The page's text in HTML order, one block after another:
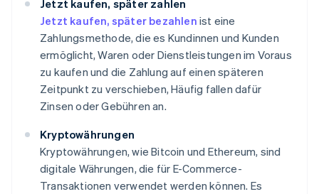
Jetzt kaufen, später zahlen
Jetzt kaufen, später bezahlen ist eine
Zahlungsmethode, die es Kundinnen und Kunden
ermöglicht, Waren oder Dienstleistungen im Voraus
zu kaufen und die Zahlung auf einen späteren
Zeitpunkt zu verschieben, Häufig fallen dafür
Zinsen oder Gebühren an.
Kryptowährungen
Kryptowährungen, wie Bitcoin und Ethereum, sind
digitale Währungen, die für E-Commerce-
Transaktionen verwendet werden können. Es